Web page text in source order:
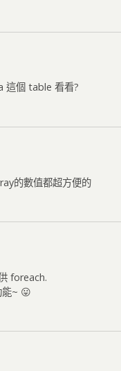
這個 table 看看?
的數值都超方便的
foreach.
~ 😛